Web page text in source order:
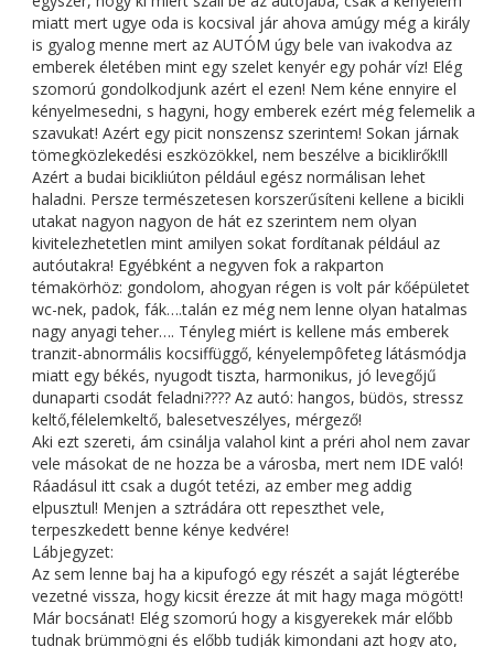
miatt mert ugye oda is kocsival jár ahova amúgy még a király
is gyalog menne mert az AUTÓM úgy bele van ivakodva az
emberek életében mint egy szelet kenyér egy pohár víz! Elég
szomorú gondolkodjunk azért el ezen! Nem kéne ennyire el
kényelmesedni, s hagyni, hogy emberek ezért még felemelik a
szavukat! Azért egy picit nonszensz szerintem! Sokan járnak
tömegközlekedési eszközökkel, nem beszélve a biciklirők!ll
Azért a budai bicikliúton például egész normálisan lehet
haladni. Persze természetesen korszerűsíteni kellene a bicikli
utakat nagyon nagyon de hát ez szerintem nem olyan
kivitelezhetetlen mint amilyen sokat fordítanak például az
autóutakra! Egyébként a negyven fok a rakparton
témakörhöz: gondolom, ahogyan régen is volt pár kőépületet
wc-nek, padok, fák….talán ez még nem lenne olyan hatalmas
nagy anyagi teher…. Tényleg miért is kellene más emberek
tranzit-abnormális kocsiffüggő, kényelempôfeteg látásmódja
miatt egy békés, nyugodt tiszta, harmonikus, jó levegőjű
dunaparti csodát feladni???? Az autó: hangos, büdös, stressz
keltő,félelemkeltő, balesetveszélyes, mérgező!
Aki ezt szereti, ám csinálja valahol kint a préri ahol nem zavar
vele másokat de ne hozza be a városba, mert nem IDE való!
Ráadásul itt csak a dugót tetézi, az ember meg addig
elpusztul! Menjen a sztrádára ott repeszthet vele,
terpeszkedett benne kénye kedvére!
Lábjegyzet:
Az sem lenne baj ha a kipufogó egy részét a saját légterébe
vezetné vissza, hogy kicsit érezze át mit hagy maga mögött!
Már bocsánat! Elég szomorú hogy a kisgyerekek már előbb
tudnak brümmögni és előbb tudják kimondani azt hogy ato,